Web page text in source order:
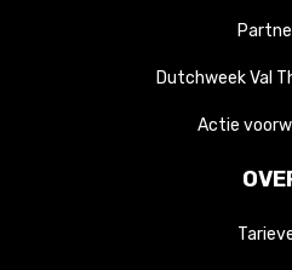
Dutchweek Val
Actie